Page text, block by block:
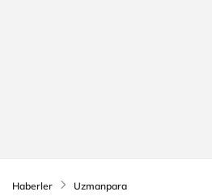
Haberler Uzmanpara